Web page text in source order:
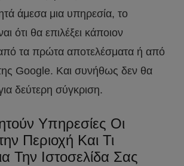
άμεσα μια υπηρεσία, το
ότι θα επιλέξει κάποιον
τα πρώτα αποτελέσματα ή από
Google. Και συνήθως δεν θα
δεύτερη σύγκριση.
Υπηρεσίες Οι
Περιοχή Και Τι
Την Ιστοσελίδα Σας